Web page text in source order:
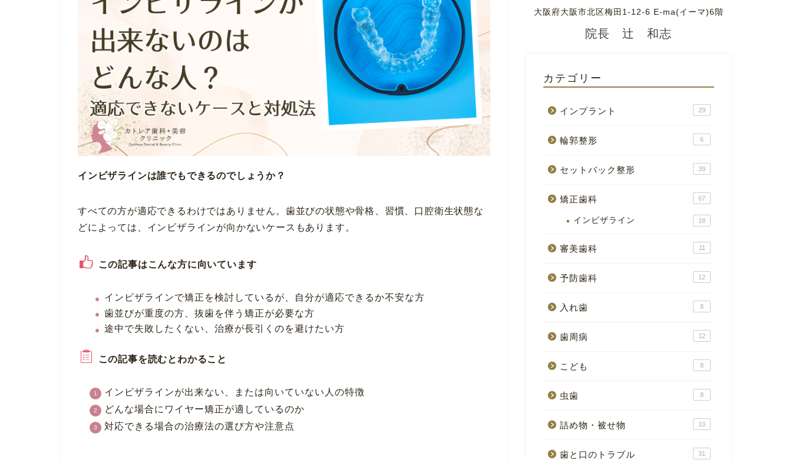
インビザラインは誰でもできるのでしょうか？
すべての方が適応できるわけではありません。歯並びの状態や骨格、習慣、口腔衛生状態な
どによっては、インビザラインが向かないケースもあります。
この記事はこんな方に向いています
インビザラインで矯正を検討しているが、自分が適応できるか不安な方
歯並びが重度の方、抜歯を伴う矯正が必要な方
途中で失敗したくない、治療が長引くのを避けたい方
この記事を読むとわかること
インビザラインが出来ない、または向いていない人の特徴
どんな場合にワイヤー矯正が適しているのか
対応できる場合の治療法の選び方や注意点
大阪府大阪市北区梅田1-12-6 E-ma(イーマ)6階
院長 辻 和志
カテゴリー
インプラント 29
輪郭整形 6
セットバック整形 39
矯正歯科 67
インビザライン 18
審美歯科 11
予防歯科 12
入れ歯 8
歯周病 12
こども 8
虫歯 8
詰め物・被せ物 10
歯と口のトラブル 31